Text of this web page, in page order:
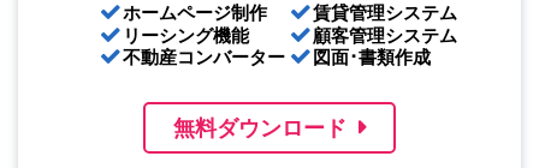
ホームページ制作
リーシング機能
不動産コンバーター
賃貸管理システム
顧客管理システム
図面･書類作成
無料ダウンロード